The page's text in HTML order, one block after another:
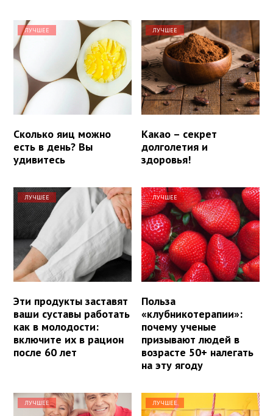
ЛУЧШЕЕ
Сколько яиц можно
есть в день? Вы
удивитесь
ЛУЧШЕЕ
Какао – секрет
долголетия и
здоровья!
ЛУЧШЕЕ
Эти продукты заставят
ваши суставы работать
как в молодости:
включите их в рацион
после 60 лет
ЛУЧШЕЕ
Польза
«клубникотерапии»:
почему ученые
призывают людей в
возрасте 50+ налегать
на эту ягоду
ЛУЧШЕЕ ЛУЧШЕЕ